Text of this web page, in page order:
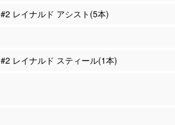
#2 レイナルド アシスト(5本)
#2 レイナルド スティール(1本)